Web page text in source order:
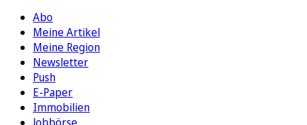
Abo
Meine Artikel
Meine Region
Newsletter
Push
E-Paper
Immobilien
Jobbörse